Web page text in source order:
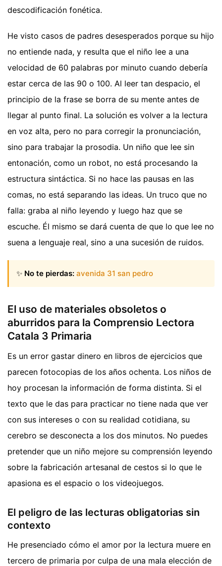
descodificación fonética.
He visto casos de padres desesperados porque su hijo
no entiende nada, y resulta que el niño lee a una
velocidad de 60 palabras por minuto cuando debería
estar cerca de las 90 o 100. Al leer tan despacio, el
principio de la frase se borra de su mente antes de
llegar al punto final. La solución es volver a la lectura
en voz alta, pero no para corregir la pronunciación,
sino para trabajar la prosodia. Un niño que lee sin
entonación, como un robot, no está procesando la
estructura sintáctica. Si no hace las pausas en las
comas, no está separando las ideas. Un truco que no
falla: graba al niño leyendo y luego haz que se
escuche. Él mismo se dará cuenta de que lo que lee no
suena a lenguaje real, sino a una sucesión de ruidos.
✨ No te pierdas: avenida 31 san pedro
El uso de materiales obsoletos o
aburridos para la Comprensio Lectora
Catala 3 Primaria
Es un error gastar dinero en libros de ejercicios que
parecen fotocopias de los años ochenta. Los niños de
hoy procesan la información de forma distinta. Si el
texto que le das para practicar no tiene nada que ver
con sus intereses o con su realidad cotidiana, su
cerebro se desconecta a los dos minutos. No puedes
pretender que un niño mejore su comprensión leyendo
sobre la fabricación artesanal de cestos si lo que le
apasiona es el espacio o los videojuegos.
El peligro de las lecturas obligatorias sin
contexto
He presenciado cómo el amor por la lectura muere en
tercero de primaria por culpa de una mala elección de